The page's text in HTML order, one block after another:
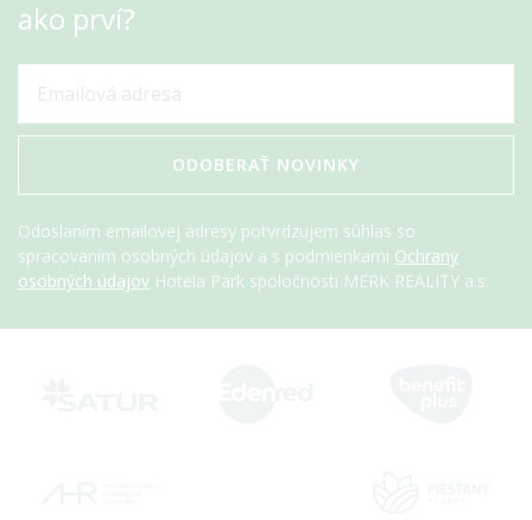
ako prví?
ODOBERAŤ NOVINKY
Odoslaním emailovej adresy potvrdzujem súhlas so
spracovaním osobných údajov a s podmienkami Ochrany
osobných údajov Hotela Park spoločnosti MERK REALITY a.s.